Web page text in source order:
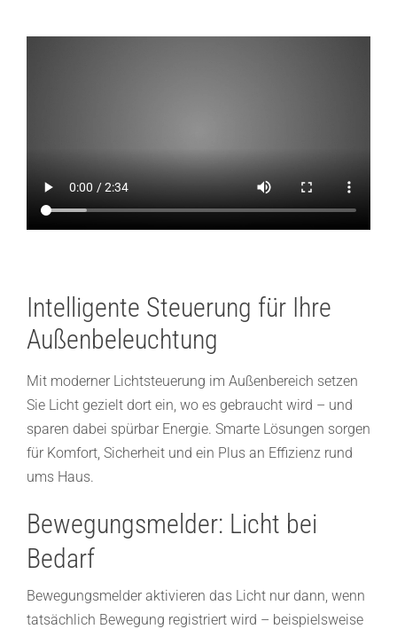
Intelligente Steuerung für Ihre
Außenbeleuchtung
Mit moderner Lichtsteuerung im Außenbereich setzen
Sie Licht gezielt dort ein, wo es gebraucht wird – und
sparen dabei spürbar Energie. Smarte Lösungen sorgen
für Komfort, Sicherheit und ein Plus an Effizienz rund
ums Haus.
Bewegungsmelder: Licht bei
Bedarf
Bewegungsmelder aktivieren das Licht nur dann, wenn
tatsächlich Bewegung registriert wird – beispielsweise